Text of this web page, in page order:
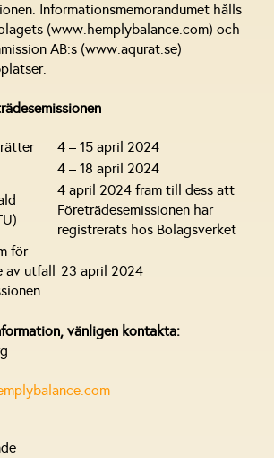
Informationsmemorandumet hålls
(www.hemplybalance.com) och
AB:s (www.aqurat.se)
4 – 15 april 2024
4 – 18 april 2024
4 april 2024 fram till dess att
Företrädesemissionen har
registrerats hos Bolagsverket
för
utfall
23 april 2024
vänligen kontakta: